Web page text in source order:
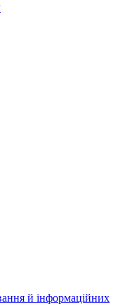
й інформаційних